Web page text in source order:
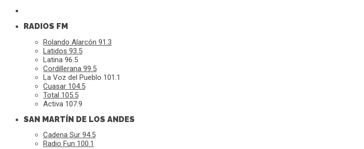
RADIOS FM
Rolando Alarcón 91.3
Latidos 93.5
Latina 96.5
Cordillerana 99.5
La Voz del Pueblo 101.1
Cuasar 104.5
Total 105.5
Activa 107.9
SAN MARTÍN DE LOS ANDES
Cadena Sur 94.5
Radio Fun 100.1